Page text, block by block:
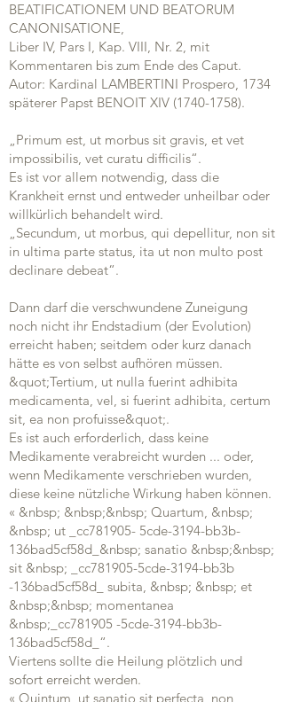
BEATIFICATIONEM UND BEATORUM
CANONISATIONE,
Liber IV, Pars I, Kap. VIII, Nr. 2, mit
Kommentaren bis zum Ende des Caput.
Autor: Kardinal LAMBERTINI Prospero, 1734
späterer Papst BENOIT XIV (1740-1758).
„Primum est, ut morbus sit gravis, et vet
impossibilis, vet curatu difficilis“.
Es ist vor allem notwendig, dass die
Krankheit ernst und entweder unheilbar oder
willkürlich behandelt wird.
„Secundum, ut morbus, qui depellitur, non sit
in ultima parte status, ita ut non multo post
declinare debeat“.
Dann darf die verschwundene Zuneigung
noch nicht ihr Endstadium (der Evolution)
erreicht haben; seitdem oder kurz danach
hätte es von selbst aufhören müssen.
&quot;Tertium, ut nulla fuerint adhibita
medicamenta, vel, si fuerint adhibita, certum
sit, ea non profuisse&quot;.
Es ist auch erforderlich, dass keine
Medikamente verabreicht wurden ... oder,
wenn Medikamente verschrieben wurden,
diese keine nützliche Wirkung haben können.
« &nbsp; &nbsp;&nbsp; Quartum, &nbsp;
&nbsp; ut _cc781905- 5cde-3194-bb3b-
136bad5cf58d_&nbsp; sanatio &nbsp;&nbsp;
sit &nbsp; _cc781905-5cde-3194-bb3b
-136bad5cf58d_ subita, &nbsp; &nbsp; et
&nbsp;&nbsp; momentanea
&nbsp;_cc781905 -5cde-3194-bb3b-
136bad5cf58d_“.
Viertens sollte die Heilung plötzlich und
sofort erreicht werden.
« Quintum, ut sanatio sit perfecta, non